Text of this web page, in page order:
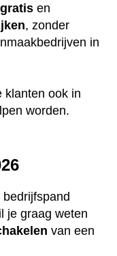
gratis en
, zonder
in
klanten ook in
worden.
je graag weten
van een